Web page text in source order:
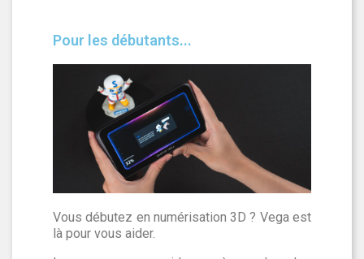
Pour les débutants...
Vous débutez en numérisation 3D ? Vega est
là pour vous aider.